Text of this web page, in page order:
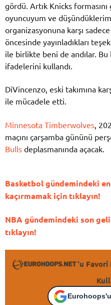
gördü. Artık Knicks
oyuncuyum ve
organizasyonuna karşı
öncesinde yayınladıkları
ile birlikte beni de andılar.
ifadelerini kullandı.
DiVincenzo, eski takımına
ile mücadele etti.
Minnesota Timberwolves ,
maçını çarşamba gününü
Bulls deplasmanında açacak.
Basketbol gündemindeki
kaçırmamak için tıklayın!
NBA gündemindeki son
tıklayın!
'u Favori